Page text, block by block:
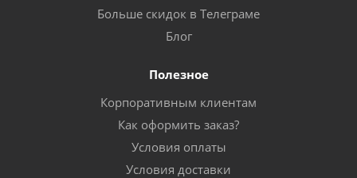
Больше скидок в Телеграме
Блог
Полезное
Корпоративным клиентам
Как оформить заказ?
Условия оплаты
Условия доставки